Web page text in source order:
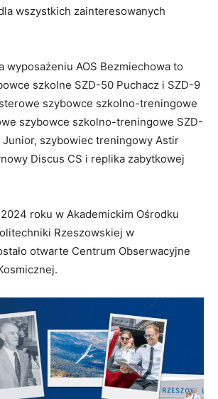
wszystkich zainteresowanych
wyposażeniu AOS Bezmiechowa to
szkolne SZD-50 Puchacz i SZD-9
szybowce szkolno-treningowe
szybowce szkolno-treningowe SZD-
Junior, szybowiec treningowy Astir
Discus CS i replika zabytkowej
roku w Akademickim Ośrodku
Rzeszowskiej w
otwarte Centrum Obserwacyjne